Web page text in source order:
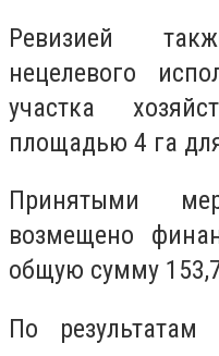
Ревизией
нецелевого
участка
площадью 4 га
Принятыми
возмещено
общую сумму
По результатам